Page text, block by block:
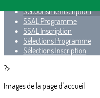
Secourisme Inscription
SSAL Programme
SSAL Inscription
Sélections Programme
Sélections Inscription
?>
Images de la page d'accueil